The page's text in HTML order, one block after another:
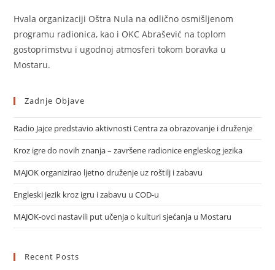
Hvala organizaciji Oštra Nula na odlično osmišljenom
programu radionica, kao i OKC Abrašević na toplom
gostoprimstvu i ugodnoj atmosferi tokom boravka u
Mostaru.
Zadnje Objave
Radio Jajce predstavio aktivnosti Centra za obrazovanje i druženje
Kroz igre do novih znanja – završene radionice engleskog jezika
MAJOK organizirao ljetno druženje uz roštilj i zabavu
Engleski jezik kroz igru i zabavu u COD-u
MAJOK-ovci nastavili put učenja o kulturi sjećanja u Mostaru
Recent Posts